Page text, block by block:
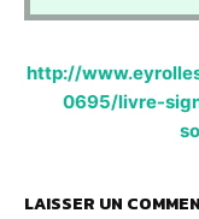
http://
0695/livre-
LAISSER UN